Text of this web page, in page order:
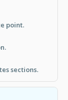
point.
sections.